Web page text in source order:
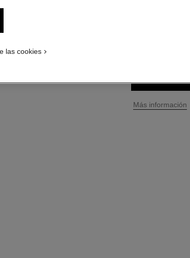
↩
Más información
las cookies